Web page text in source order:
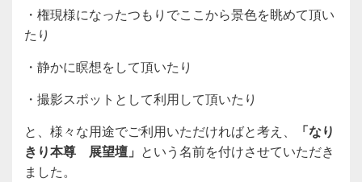
・権現様になったつもりでここから景色を眺めて頂い
たり
・静かに瞑想をして頂いたり
・撮影スポットとして利用して頂いたり
と、様々な用途でご利用いただければと考え、
「なり
きり本尊 展望壇」 という名前を付けさせていただき
ました。